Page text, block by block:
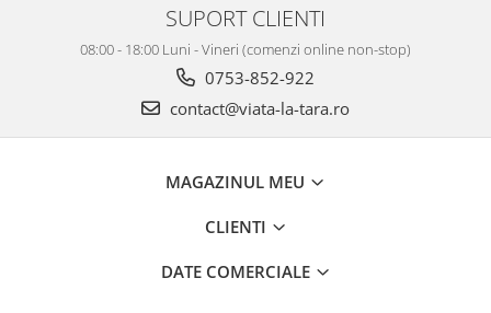
SUPORT CLIENTI
08:00 - 18:00 Luni - Vineri (comenzi online non-stop)
0753-852-922
contact@viata-la-tara.ro
MAGAZINUL MEU
CLIENTI
DATE COMERCIALE